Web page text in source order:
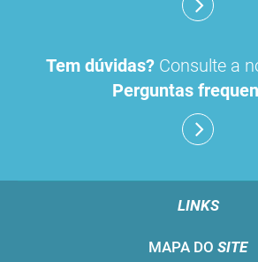
Tem dúvidas? Consulte a
Perguntas
LINKS
MAPA DO SITE